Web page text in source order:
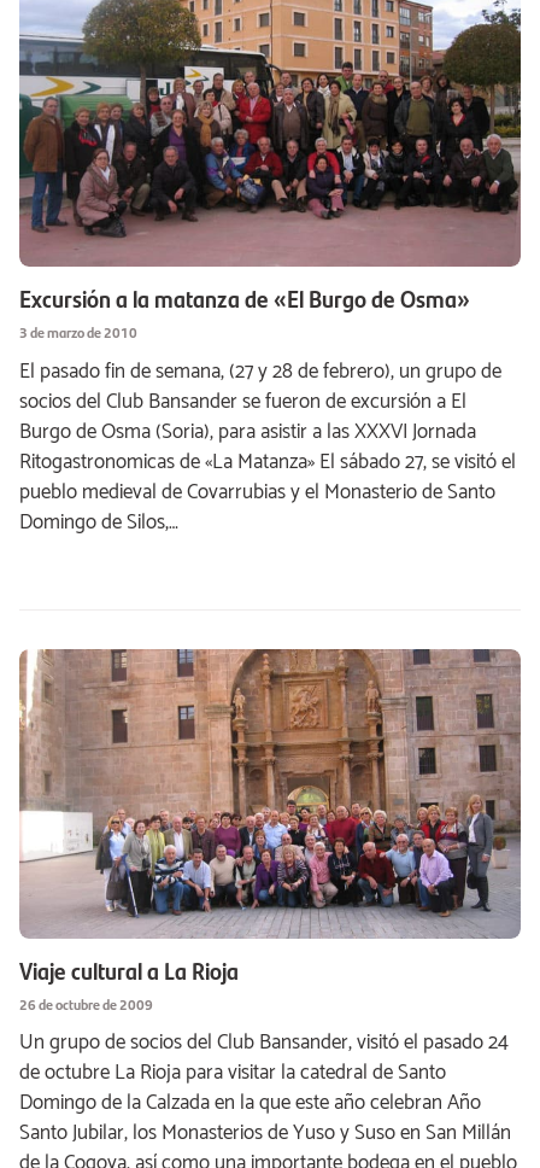
Excursión a la matanza de «El Burgo de Osma»
3 de marzo de 2010
El pasado fin de semana, (27 y 28 de febrero), un grupo de
socios del Club Bansander se fueron de excursión a El
Burgo de Osma (Soria), para asistir a las XXXVI Jornada
Ritogastronomicas de «La Matanza» El sábado 27, se visitó el
pueblo medieval de Covarrubias y el Monasterio de Santo
Domingo de Silos,…
Viaje cultural a La Rioja
26 de octubre de 2009
Un grupo de socios del Club Bansander, visitó el pasado 24
de octubre La Rioja para visitar la catedral de Santo
Domingo de la Calzada en la que este año celebran Año
Santo Jubilar, los Monasterios de Yuso y Suso en San Millán